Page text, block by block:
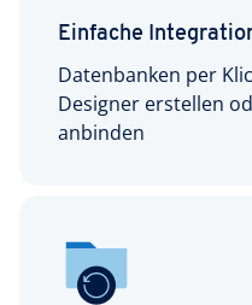
Einfache
Datenbanken per
Designer erstellen
anbinden